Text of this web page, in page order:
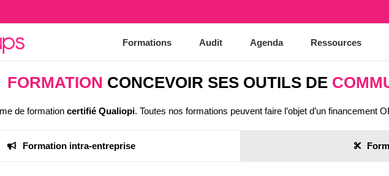
Formations Audit Agenda Ressources
FORMATION CONCEVOIR SES OUTILS DE
de formation certifié Qualiopi. Toutes nos formations peuvent faire l’objet d’un financement
Formation intra-entreprise